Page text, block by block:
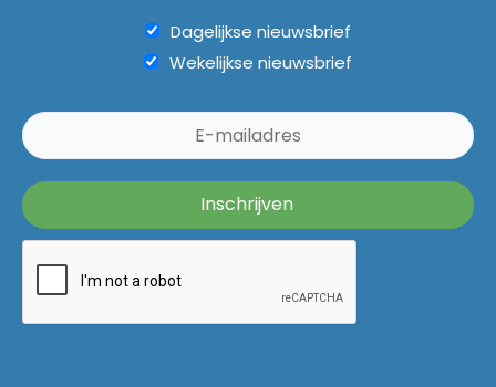
Dagelijkse nieuwsbrief
Wekelijkse nieuwsbrief